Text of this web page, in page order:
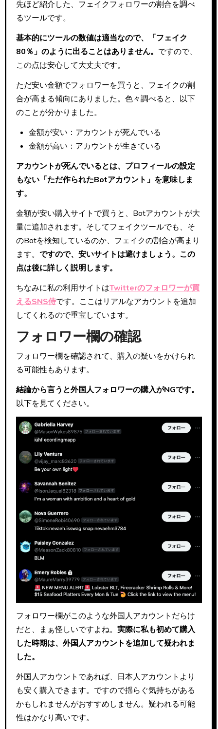
先ほど紹介した、フェイクフォロワーの割合を調べ
るツールです。
基本的にツールの数値は適当なので、「フェイク
80％」のように出ることはありません。 ですので、
この点は安心して大丈夫です。
ただ安い金額でフォロワーを買うと、フェイクの割
合が高まる傾向にありました。色々調べると、以下
のことが分かりました。
金額が安い：アカウントが死んでいる
金額が高い：アカウントが生きている
アカウントが死んでいるとは、プロフィールの設定
もない「ただ作られたBotアカウント」を意味しま
す。
金額が安い購入サイトで買うと、Botアカウントが大
量に追加されます。そしてフェイクツールでも、そ
のBotを検知しているのか、フェイクの割合が高まり
ます。 ですので、安いサイトは避けましょう。この
点は後に詳しく説明します。
ちなみに私の利用サイトはTwitterのフォロワーが買
えるSNS侍です。ここはリアルなアカウントを追加
してくれるので重宝しています。
フォロワー欄の確認
フォロワー欄を確認されて、購入の疑いをかけられ
る可能性もあります。
結論から言うと外国人フォロワーの購入がNGです。
以下を見てください。
フォロワー欄がこのような外国人アカウントだらけ
だと、まぁ怪しいですよね。 実際に私も初めて購入
した時期は、外国人アカウントを追加して疑われま
した。
外国人アカウントであれば、日本人アカウントより
も安く購入できます。ですので揺らぐ気持ちがある
かもしれませんがおすすめしません。疑われる可能
性はかなり高いです。